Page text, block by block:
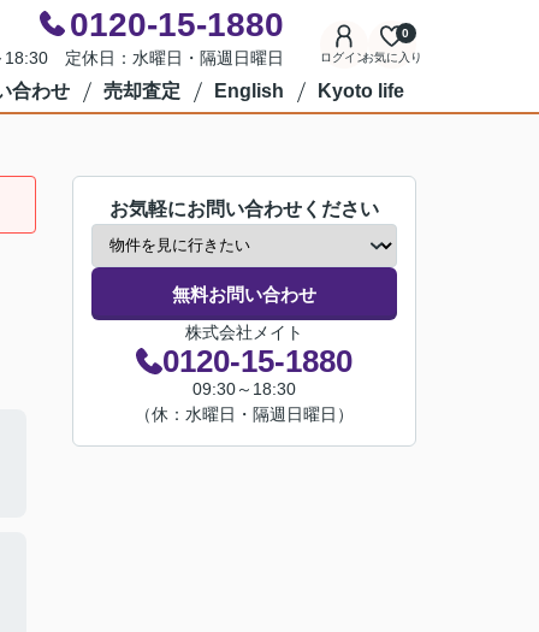
0120-15-1880
18:30 定休日：水曜日・隔週日曜日 ログインお気に入り
0
合わせ 売却査定 English Kyoto life
お気軽にお問い合わせください
無料お問い合わせ
株式会社メイト
0120-15-1880
09:30～18:30
（休：水曜日・隔週日曜日）